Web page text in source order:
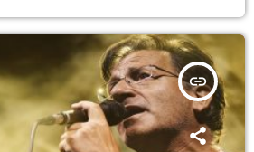
insert_link